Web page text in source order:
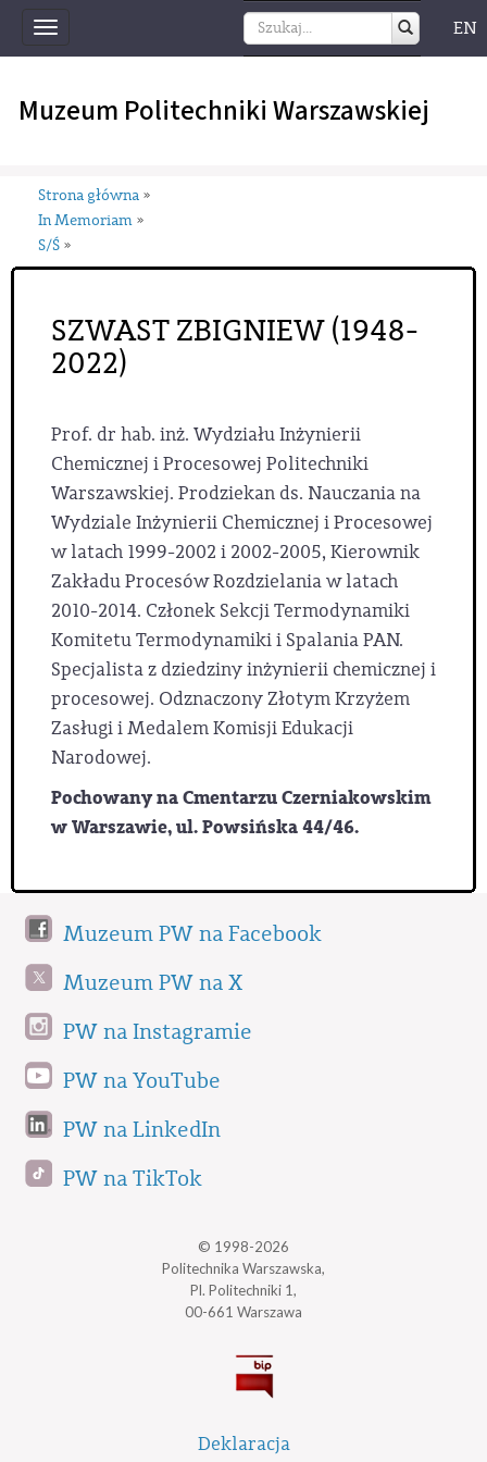
Toggle
navigation
EN
Muzeum Politechniki Warszawskiej
Strona główna »
In Memoriam »
S/Ś »
SZWAST ZBIGNIEW (1948-
2022)
Prof. dr hab. inż. Wydziału Inżynierii
Chemicznej i Procesowej Politechniki
Warszawskiej. Prodziekan ds. Nauczania na
Wydziale Inżynierii Chemicznej i Procesowej
w latach 1999-2002 i 2002-2005, Kierownik
Zakładu Procesów Rozdzielania w latach
2010-2014. Członek Sekcji Termodynamiki
Komitetu Termodynamiki i Spalania PAN.
Specjalista z dziedziny inżynierii chemicznej i
procesowej. Odznaczony Złotym Krzyżem
Zasługi i Medalem Komisji Edukacji
Narodowej.
Pochowany na Cmentarzu Czerniakowskim
w Warszawie, ul. Powsińska 44/46.
Muzeum PW na Facebook
Muzeum PW na X
PW na Instagramie
PW na YouTube
PW na LinkedIn
PW na TikTok
© 1998-2026
Politechnika Warszawska,
Pl. Politechniki 1,
00-661 Warszawa
Deklaracja